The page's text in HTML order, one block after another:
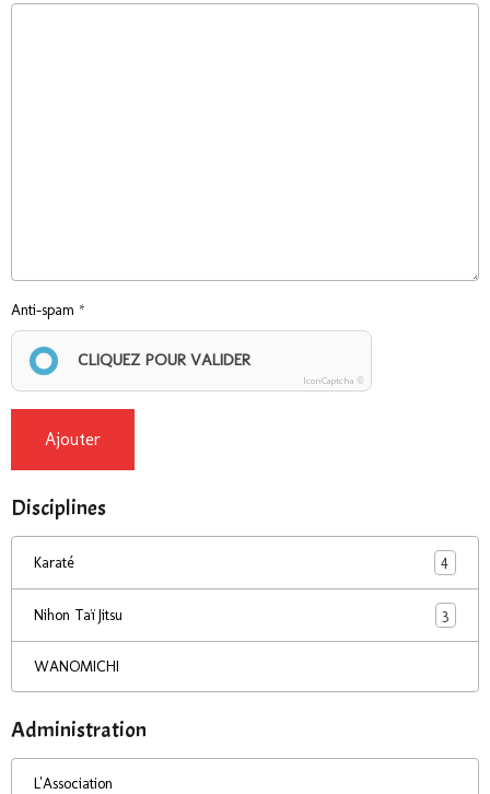
Anti-spam
CLIQUEZ POUR VALIDER
IconCaptcha ©
Ajouter
Disciplines
Karaté 4
Nihon Taï Jitsu 3
WANOMICHI
Administration
L'Association